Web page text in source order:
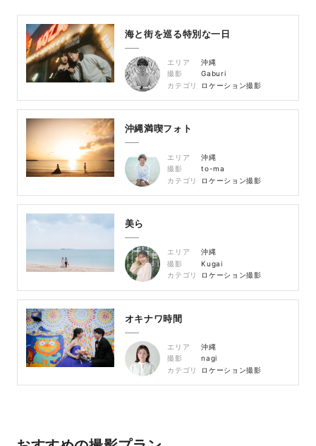
海と街を巡る特別な一日
エリア
沖縄
撮影
Gaburi
カテゴリ
ロケーション撮影
沖縄満喫フォト
エリア
沖縄
撮影
to-ma
カテゴリ
ロケーション撮影
美ら
エリア
沖縄
撮影
Kugai
カテゴリ
ロケーション撮影
オキナワ時間
エリア
沖縄
撮影
nagi
カテゴリ
ロケーション撮影